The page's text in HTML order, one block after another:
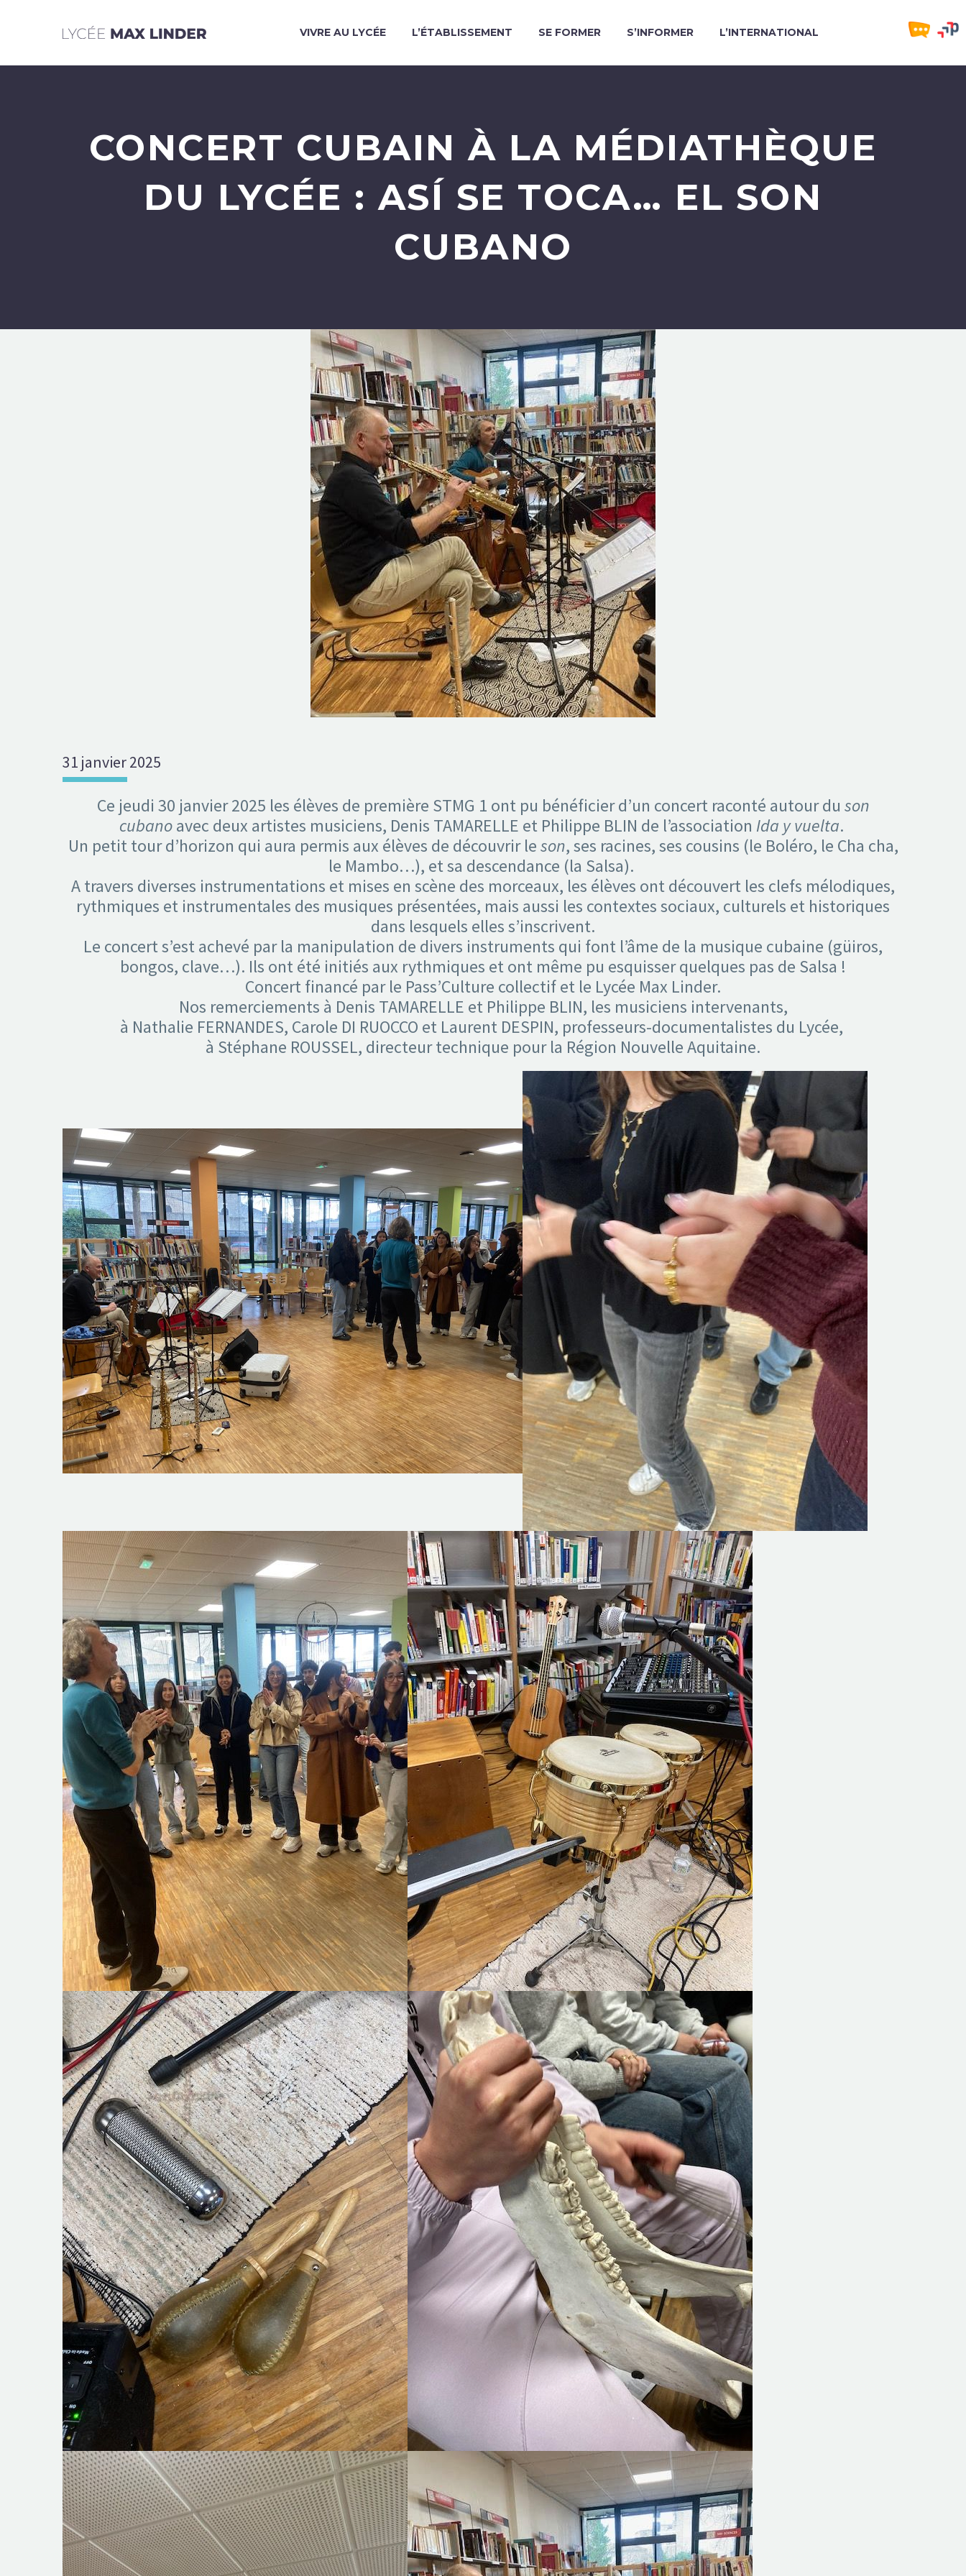
VIVRE AU LYCÉE L’ÉTABLISSEMENT SE FORMER S’INFORMER L’INTERNATIONAL
CONCERT CUBAIN À LA MÉDIATHÈQUE
DU LYCÉE : ASÍ SE TOCA… EL SON
CUBANO
31 janvier 2025
Ce jeudi 30 janvier 2025 les élèves de première STMG 1 ont pu bénéficier d’un concert raconté autour du son
cubanoavec deux artistes musiciens, Denis TAMARELLE et Philippe BLIN de l’association Ida y vuelta.
Un petit tour d’horizon qui aura permis aux élèves de découvrir leson, ses racines, ses cousins (le Boléro, le Cha cha,
le Mambo…), et sa descendance (la Salsa).
A travers diverses instrumentations et mises en scène des morceaux, les élèves ont découvert les clefs mélodiques,
rythmiques et instrumentales des musiques présentées, mais aussi les contextes sociaux, culturels et historiques
dans lesquels elles s’inscrivent.
Le concert s’est achevé par la manipulation de divers instruments qui font l’âme de la musique cubaine (güiros,
bongos, clave…). Ils ont été initiés aux rythmiques et ont même pu esquisser quelques pas de Salsa !
Concert financé par le Pass’Culture collectif et le Lycée Max Linder.
Nos remerciements à Denis TAMARELLE et Philippe BLIN, les musiciens intervenants,
à Nathalie FERNANDES, Carole DI RUOCCO et Laurent DESPIN, professeurs-documentalistes du Lycée,
à Stéphane ROUSSEL, directeur technique pour la Région Nouvelle Aquitaine.